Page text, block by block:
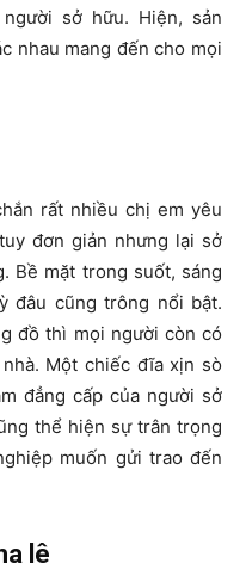
sở hữu. Hiện, sản
nhau mang đến cho mọi
rất nhiều chị em yêu
đơn giản nhưng lại sở
Bề mặt trong suốt, sáng
đâu cũng trông nổi bật.
đồ thì mọi người còn có
Một chiếc đĩa xịn sò
đẳng cấp của người sở
thể hiện sự trân trọng
muốn gửi trao đến
lê